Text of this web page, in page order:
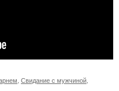
, Свидание с мужчиной,